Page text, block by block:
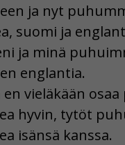
ja nyt
suomi ja
ja minä
englantia.
en vieläkään
hyvin, tytöt
isänsä kanssa.